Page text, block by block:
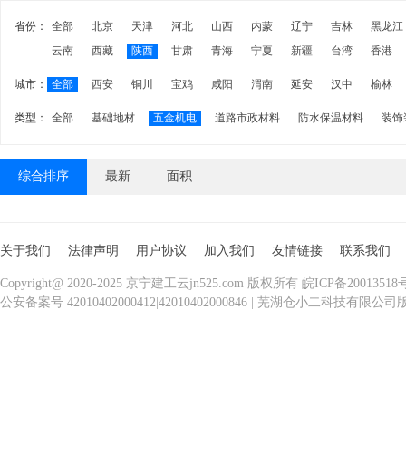
省份： 全部 北京 天津 河北 山西 内蒙 辽宁 吉林
黑龙江
云南
西藏 陕西 甘肃 青海 宁夏 新疆 台湾 香港
城市： 全部 西安 铜川 宝鸡 咸阳 渭南 延安 汉中 榆林
类型： 全部 基础地材 五金机电 道路市政材料 防水保温材料 装饰
综合排序 最新 面积
关于我们 法律声明 用户协议 加入我们 友情链接 联系我们
Copyright@ 2020-2025 京宁建工云jn525.com 版权所有 皖ICP备20013518
公安备案号 42010402000412|42010402000846 | 芜湖仓小二科技有限公司